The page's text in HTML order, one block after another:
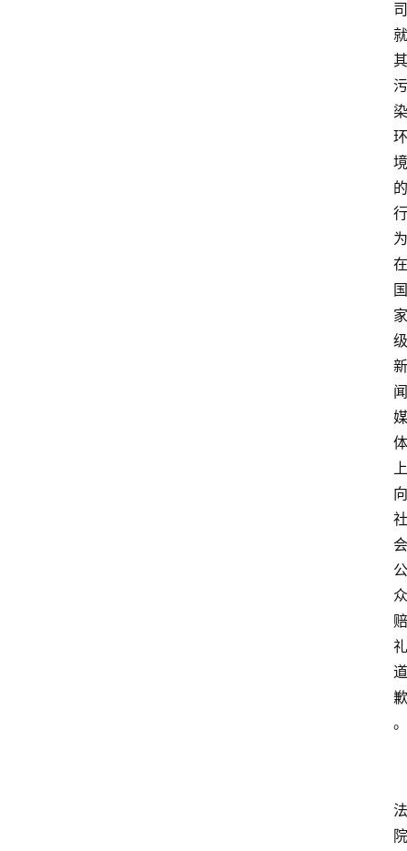
司
就
其
污
染
环
境
的
行
为
在
国
家
级
新
闻
媒
体
上
向
社
会
公
众
赔
礼
道
歉
。
法
院